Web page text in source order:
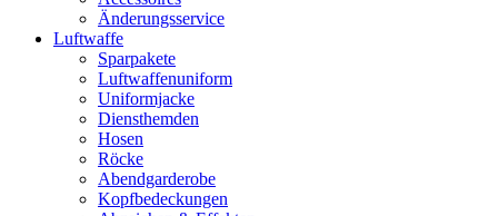
Änderungsservice
Luftwaffe
Sparpakete
Luftwaffenuniform
Uniformjacke
Diensthemden
Hosen
Röcke
Abendgarderobe
Kopfbedeckungen